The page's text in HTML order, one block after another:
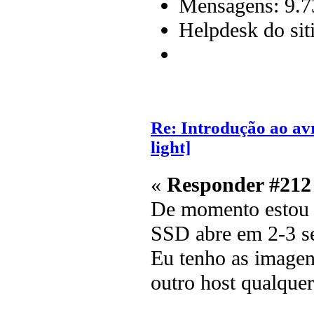
Mensagens:
Helpdesk do
Re: Introdução ao
light]
« Responder
De momento
SSD abre em 2-3
Eu tenho as
outro host